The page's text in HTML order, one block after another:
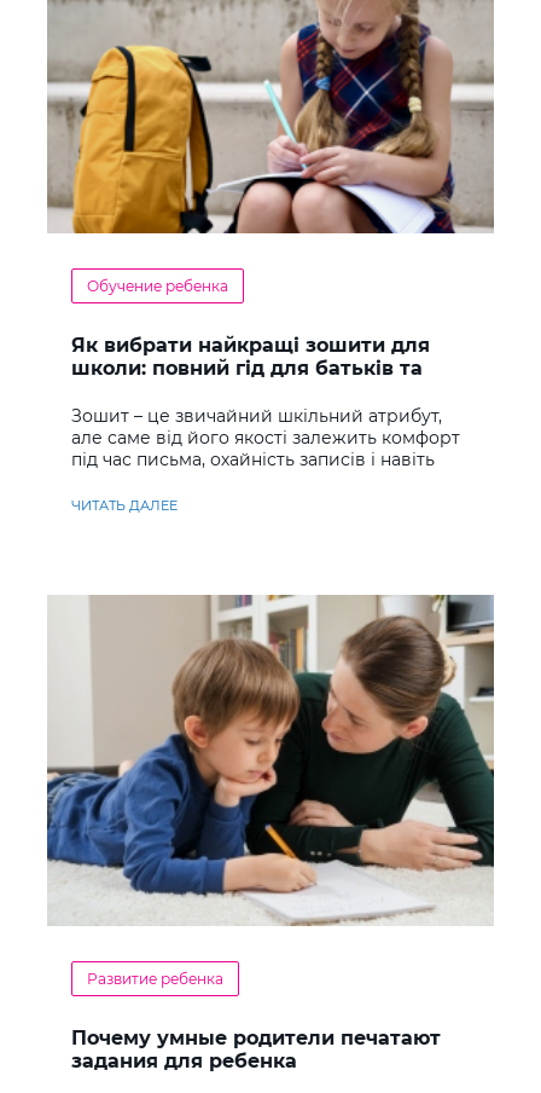
Обучение ребенка
Як вибрати найкращі зошити для
школи: повний гід для батьків та
Зошит – це звичайний шкільний атрибут,
але саме від його якості залежить комфорт
під час письма, охайність записів і навіть
ЧИТАТЬ ДАЛЕЕ
Развитие ребенка
Почему умные родители печатают
задания для ребенка